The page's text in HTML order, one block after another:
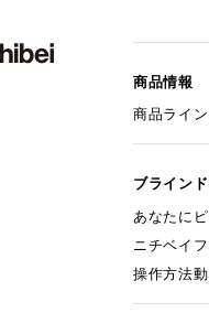
商品情報
商品ライ
ブライン
あなたに
ニチベイ
操作方法